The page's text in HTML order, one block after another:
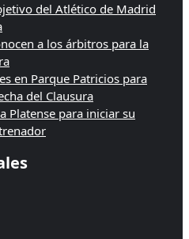
del Atlético de Madrid
a los árbitros para la
en Parque Patricios para
del Clausura
Platense para iniciar su